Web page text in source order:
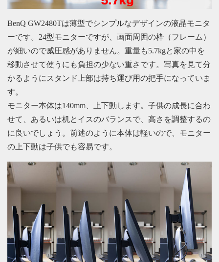
BenQ GW2480Tは薄型でシンプルなデザインの液晶モニタ
ーです。24型モニターですが、画面周囲の枠（フレーム）
が細いので威圧感がありません。重量も5.7kgと家の中を
移動させて使うにも負担の少ない重さです。写真を見て分
かるようにスタンド上部は持ち運び用の把手になっていま
す。
モニター本体は140mm、上下動します。子供の成長に合わ
せて、あるいは机とイスのバランスで、高さを調整するの
に良いでしょう。前述のように本体は軽いので、モニター
の上下動は子供でも容易です。